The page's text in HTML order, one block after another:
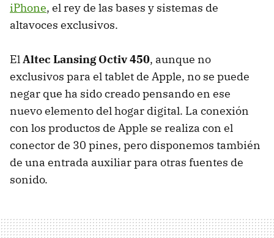
iPhone, el rey de las bases y sistemas de
altavoces exclusivos.
ElAltec Lansing Octiv 450, aunque no
exclusivos para el tablet de Apple, no se puede
negar que ha sido creado pensando en ese
nuevo elemento del hogar digital. La conexión
con los productos de Apple se realiza con el
conector de 30 pines, pero disponemos también
de una entrada auxiliar para otras fuentes de
sonido.